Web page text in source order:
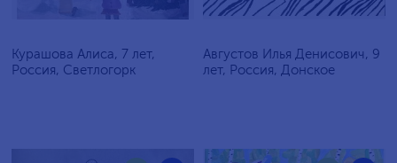
Курашова Алиса, 7 лет,
Россия, Светлогорк
Августов Илья Денисович, 9
лет, Россия, Донское